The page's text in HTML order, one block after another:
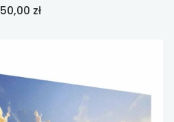
Cena
50,00 zł